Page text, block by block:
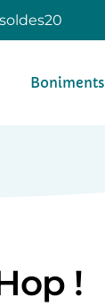
Boniments
!